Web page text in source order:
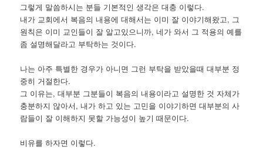
그렇게 말씀하시는 분들 기본적인 생각은 대충 이렇다.
내가 교회에서 복음의 내용에 대해서는 이미 잘 이야기해왔고, 그
원칙은 이미 교인들이 잘 알고있으니까, 네가 와서 그 적용의 예를
좀 설명해달라고 부탁하는 것이다.
나는 아주 특별한 경우가 아니면 그런 부탁을 받았을때 대부분 정
중히 거절한다.
그 이유는, 대부분 그분들이 복음의 내용이라고 설명한 것 자체가
충분하지 않아서, 내가 하고 있는 고민을 이야기하면 대부분의 사
람들이 잘 이해하지 못할 가능성이 높기 때문이다.
비유를 하자면 이렇다.